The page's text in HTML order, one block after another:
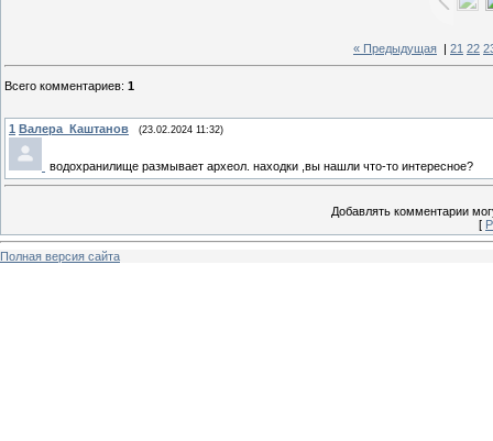
« Предыдущая 21 22
Всего комментариев: 1
1 Валера_Каштанов (23.02.2024 11:32)
водохранилище размывает археол. находки ,вы нашли что-то интересное?
Добавлять комментарии
[
Полная версия сайта